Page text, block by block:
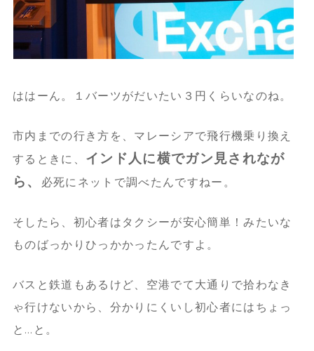
ははーん。１バーツがだいたい３円くらいなのね。
市内までの行き方を、マレーシアで飛行機乗り換え
するときに、 インド人に横でガン見されなが
ら、
必死にネットで調べたんですねー。
そしたら、初心者はタクシーが安心簡単！みたいな
ものばっかりひっかかったんですよ。
バスと鉄道もあるけど、空港でて大通りで拾わなき
ゃ行けないから、分かりにくいし初心者にはちょっ
と…と。